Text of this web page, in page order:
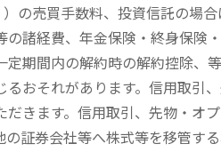
の売買手数料、投資信託の場
諸経費、年金保険・終身保険
期間内の解約時の解約控除、
おそれがあります。信用取引
きます。信用取引、先物・オ
証券会社等へ株式等を移管す